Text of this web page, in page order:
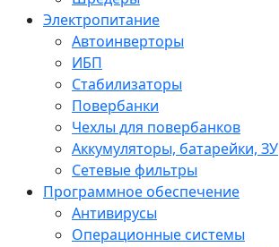
Электропитание
Автоинверторы
ИБП
Стабилизаторы
Повербанки
Чехлы для повербанков
Аккумуляторы, батарейки, ЗУ
Сетевые фильтры
Программное обеспечение
Антивирусы
Операционные системы